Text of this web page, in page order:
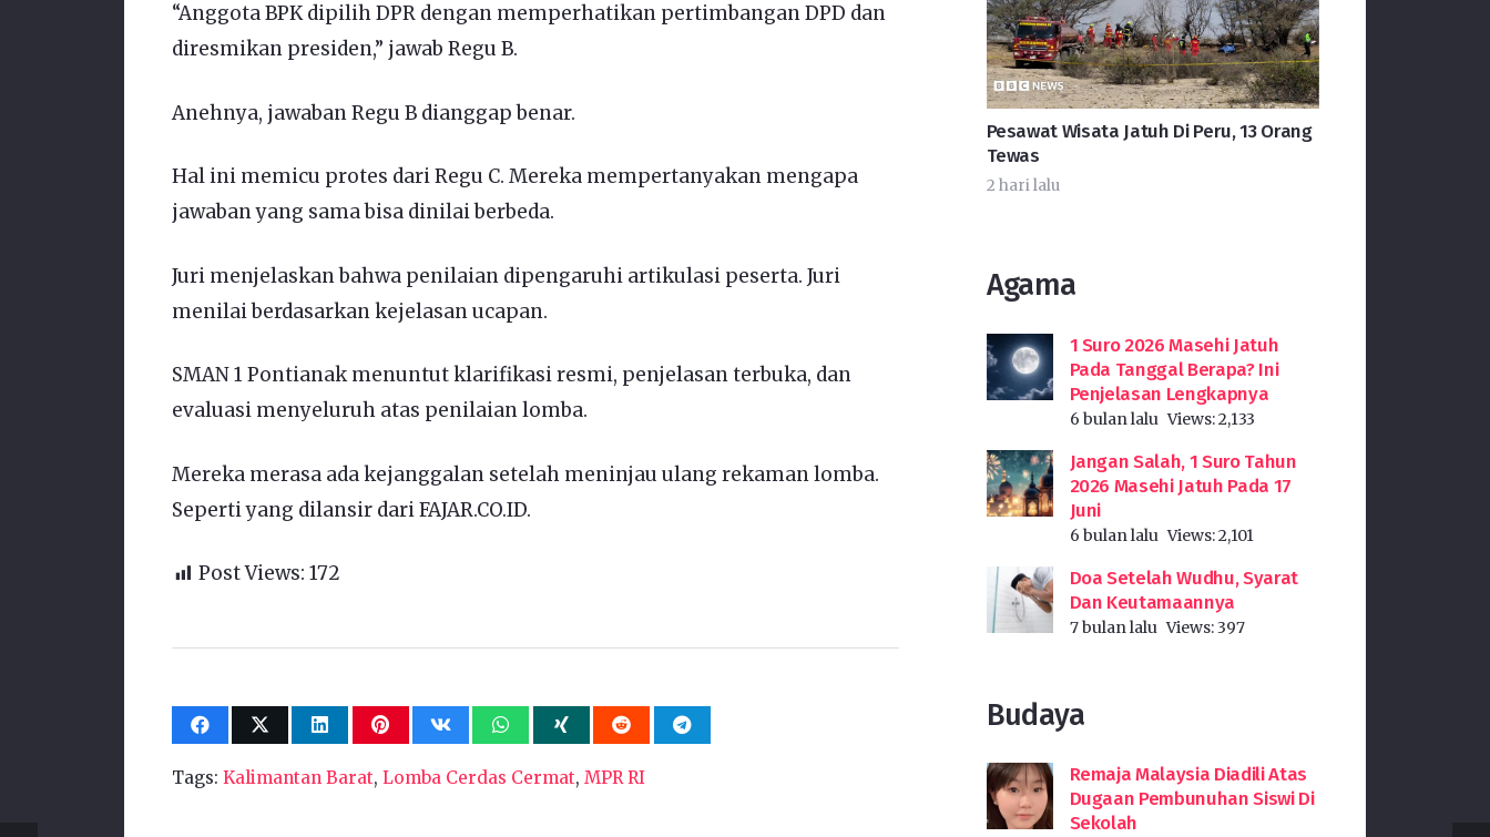
“Anggota BPK dipilih DPR dengan memperhatikan pertimbangan DPD dan
diresmikan presiden,” jawab Regu B.
Anehnya, jawaban Regu B dianggap benar.
Hal ini memicu protes dari Regu C. Mereka mempertanyakan mengapa
jawaban yang sama bisa dinilai berbeda.
Juri menjelaskan bahwa penilaian dipengaruhi artikulasi peserta. Juri
menilai berdasarkan kejelasan ucapan.
SMAN 1 Pontianak menuntut klarifikasi resmi, penjelasan terbuka, dan
evaluasi menyeluruh atas penilaian lomba.
Mereka merasa ada kejanggalan setelah meninjau ulang rekaman lomba.
Seperti yang dilansir dari FAJAR.CO.ID.
Post Views: 172
Tags: Kalimantan Barat, Lomba Cerdas Cermat, MPR RI
Pesawat Wisata Jatuh Di Peru, 13 Orang
Tewas
2 hari lalu
Agama
1 Suro 2026 Masehi Jatuh
Pada Tanggal Berapa? Ini
Penjelasan Lengkapnya
6 bulan lalu Views:2,133
Jangan Salah, 1 Suro Tahun
2026 Masehi Jatuh Pada 17
Juni
6 bulan lalu Views:2,101
Doa Setelah Wudhu, Syarat
Dan Keutamaannya
7 bulan lalu Views:397
Budaya
Remaja Malaysia Diadili Atas
Dugaan Pembunuhan Siswi Di
Sekolah